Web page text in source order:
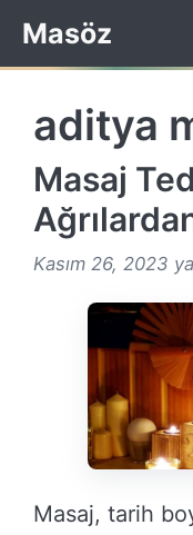
İçeriğe
atla
Masöz
aditya
Masaj
Kasım 26, 2023
Masaj, tarih